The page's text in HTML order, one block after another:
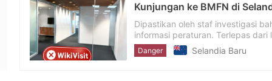
Karyawan perusahaan
--
BMFN Telah Pindah Jauh
Tim inspeksi menemukan itu
Dikatakan bahwa BMFN telah
mengunjungi situs nanti. Harap
Danger Australia